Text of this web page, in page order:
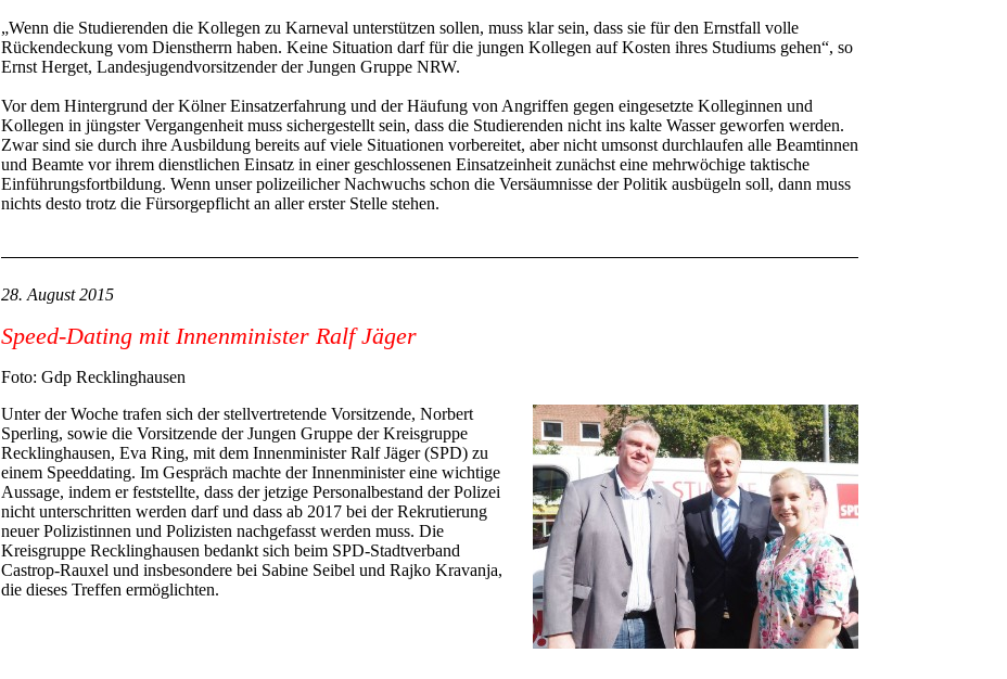
„Wenn die Studierenden die Kollegen zu Karneval unterstützen sollen, muss klar sein, dass sie für den Ernstfall volle
Rückendeckung vom Dienstherrn haben. Keine Situation darf für die jungen Kollegen auf Kosten ihres Studiums gehen“, so
Ernst Herget, Landesjugendvorsitzender der Jungen Gruppe NRW.
Vor dem Hintergrund der Kölner Einsatzerfahrung und der Häufung von Angriffen gegen eingesetzte Kolleginnen und
Kollegen in jüngster Vergangenheit muss sichergestellt sein, dass die Studierenden nicht ins kalte Wasser geworfen werden.
Zwar sind sie durch ihre Ausbildung bereits auf viele Situationen vorbereitet, aber nicht umsonst durchlaufen alle Beamtinnen
und Beamte vor ihrem dienstlichen Einsatz in einer geschlossenen Einsatzeinheit zunächst eine mehrwöchige taktische
Einführungsfortbildung. Wenn unser polizeilicher Nachwuchs schon die Versäumnisse der Politik ausbügeln soll, dann muss
nichts desto trotz die Fürsorgepflicht an aller erster Stelle stehen.
28. August 2015
Speed-Dating mit Innenminister Ralf Jäger
Foto: Gdp Recklinghausen
Unter der Woche trafen sich der stellvertretende Vorsitzende, Norbert
Sperling, sowie die Vorsitzende der Jungen Gruppe der Kreisgruppe
Recklinghausen, Eva Ring, mit dem Innenminister Ralf Jäger (SPD) zu
einem Speeddating. Im Gespräch machte der Innenminister eine wichtige
Aussage, indem er feststellte, dass der jetzige Personalbestand der Polizei
nicht unterschritten werden darf und dass ab 2017 bei der Rekrutierung
neuer Polizistinnen und Polizisten nachgefasst werden muss. Die
Kreisgruppe Recklinghausen bedankt sich beim SPD-Stadtverband
Castrop-Rauxel und insbesondere bei Sabine Seibel und Rajko Kravanja,
die dieses Treffen ermöglichten.